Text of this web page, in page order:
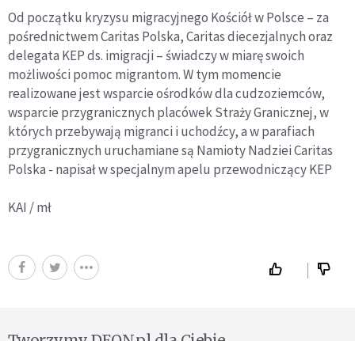
Od początku kryzysu migracyjnego Kościół w Polsce – za
pośrednictwem Caritas Polska, Caritas diecezjalnych oraz
delegata KEP ds. imigracji – świadczy w miarę swoich
możliwości pomoc migrantom. W tym momencie
realizowane jest wsparcie ośrodków dla cudzoziemców,
wsparcie przygranicznych placówek Straży Granicznej, w
których przebywają migranci i uchodźcy, a w parafiach
przygranicznych uruchamiane są Namioty Nadziei Caritas
Polska - napisał w specjalnym apelu przewodniczący KEP
KAI / mł